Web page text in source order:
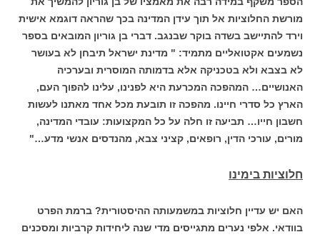
מורשת החלוציות אל תוך עידן המדינה בכך שהראה דוגמא אישית
וירד להתיישב בשדה בוקר שבנגב. דברי בן גוריון המובאים בספר
נשמעים אקטואליים מתמיד: " מדינת ישראל תיבחן לא בעושר
לא בצבא ולא בטכניקה אלא בדמותה המוסרית ובערכיה
האנושיים… המהפכה המכרעת היא לפנינו, עלינו להפוך העם,
הארץ כל סדרי חיינו. מהפכה זו תובעת מכל אחד מאתנו לעשות
חשבון חייו… תביעה זו חלה על כל המקצועות: עובדי המדינה,
מורים, עורכי הדין, רופאים, קציני צבא, מהנדסים אנשי מדע…"
חלוציות בימינו
האם יש עדיין חלוציות במשמעותה ההיסטורית? ברמת הפרט
בוודאי. אלפי נערים מתגייסים מדי שנה ליחידות קרביות ומסכנים